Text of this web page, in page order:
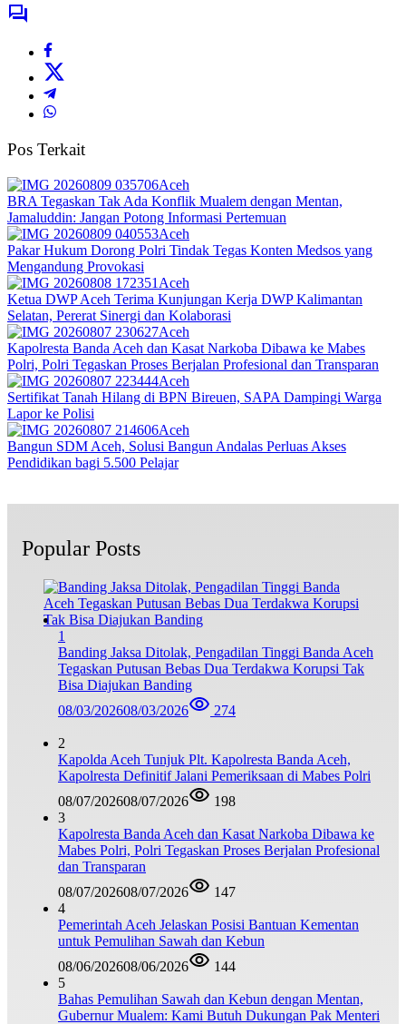
Pos Terkait
Aceh
BRA Tegaskan Tak Ada Konflik Mualem dengan Mentan,
Jamaluddin: Jangan Potong Informasi Pertemuan
Aceh
Pakar Hukum Dorong Polri Tindak Tegas Konten Medsos yang
Mengandung Provokasi
Aceh
Ketua DWP Aceh Terima Kunjungan Kerja DWP Kalimantan
Selatan, Pererat Sinergi dan Kolaborasi
Aceh
Kapolresta Banda Aceh dan Kasat Narkoba Dibawa ke Mabes
Polri, Polri Tegaskan Proses Berjalan Profesional dan Transparan
Aceh
Sertifikat Tanah Hilang di BPN Bireuen, SAPA Dampingi Warga
Lapor ke Polisi
Aceh
Bangun SDM Aceh, Solusi Bangun Andalas Perluas Akses
Pendidikan bagi 5.500 Pelajar
Popular Posts
1
Banding Jaksa Ditolak, Pengadilan Tinggi Banda Aceh
Tegaskan Putusan Bebas Dua Terdakwa Korupsi Tak
Bisa Diajukan Banding
08/03/202608/03/2026 274
2
Kapolda Aceh Tunjuk Plt. Kapolresta Banda Aceh,
Kapolresta Definitif Jalani Pemeriksaan di Mabes Polri
08/07/202608/07/2026
198
3
Kapolresta Banda Aceh dan Kasat Narkoba Dibawa ke
Mabes Polri, Polri Tegaskan Proses Berjalan Profesional
dan Transparan
08/07/202608/07/2026
147
4
Pemerintah Aceh Jelaskan Posisi Bantuan Kementan
untuk Pemulihan Sawah dan Kebun
08/06/202608/06/2026
144
5
Bahas Pemulihan Sawah dan Kebun dengan Mentan,
Gubernur Mualem: Kami Butuh Dukungan Pak Menteri